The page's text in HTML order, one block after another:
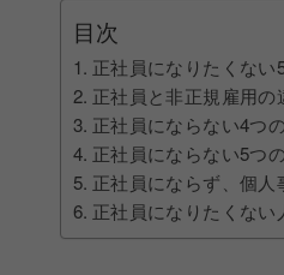
目次
正社員になりたくない
正社員と非正規雇用の
正社員にならない4つ
正社員にならない5つ
正社員にならず、個
正社員になりたくな